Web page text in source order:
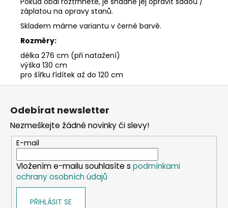
záplatou na opravy stanů.
Skladem máme variantu v černé barvě.
Rozměry:
délka 276 cm (při natažení)
výška 130 cm
pro šířku řídítek až do 120 cm
Z
Odebírat newsletter
Nezmeškejte žádné novinky či slevy!
E-mail
Vložením e-mailu souhlasíte s podmínkami
ochrany osobních údajů
PŘIHLÁSIT SE